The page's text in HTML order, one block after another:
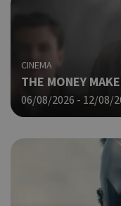
CINEMA
THE MONEY
06/08/2026 - 12/08/